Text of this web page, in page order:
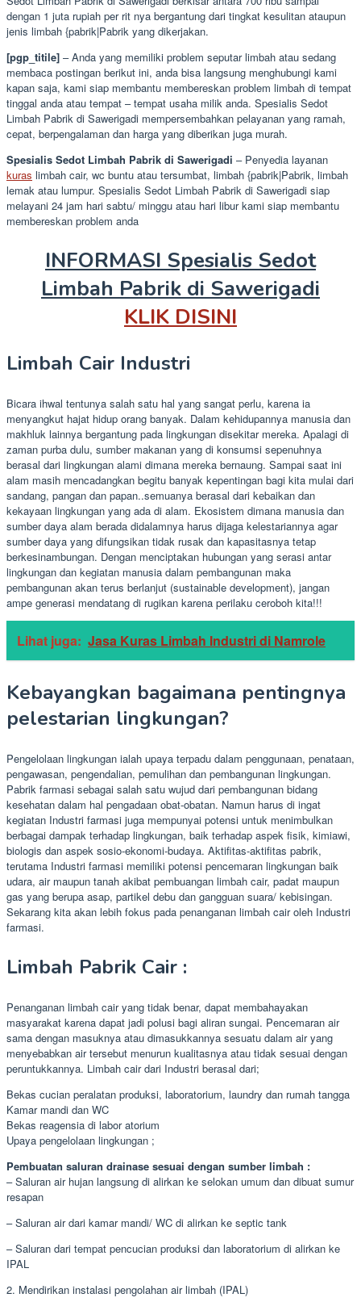
dengan 1 juta rupiah per rit nya bergantung dari tingkat kesulitan ataupun
jenis limbah {pabrik|Pabrik yang dikerjakan.
[pgp_titile] – Anda yang memiliki problem seputar limbah atau sedang
membaca postingan berikut ini, anda bisa langsung menghubungi kami
kapan saja, kami siap membantu membereskan problem limbah di tempat
tinggal anda atau tempat – tempat usaha milik anda. Spesialis Sedot
Limbah Pabrik di Sawerigadi mempersembahkan pelayanan yang ramah,
cepat, berpengalaman dan harga yang diberikan juga murah.
Spesialis Sedot Limbah Pabrik di Sawerigadi – Penyedia layanan
kuras limbah cair, wc buntu atau tersumbat, limbah {pabrik|Pabrik, limbah
lemak atau lumpur. Spesialis Sedot Limbah Pabrik di Sawerigadi siap
melayani 24 jam hari sabtu/ minggu atau hari libur kami siap membantu
membereskan problem anda
INFORMASI Spesialis Sedot
Limbah Pabrik di Sawerigadi
KLIK DISINI
Limbah Cair Industri
Bicara ihwal tentunya salah satu hal yang sangat perlu, karena ia
menyangkut hajat hidup orang banyak. Dalam kehidupannya manusia dan
makhluk lainnya bergantung pada lingkungan disekitar mereka. Apalagi di
zaman purba dulu, sumber makanan yang di konsumsi sepenuhnya
berasal dari lingkungan alami dimana mereka bernaung. Sampai saat ini
alam masih mencadangkan begitu banyak kepentingan bagi kita mulai dari
sandang, pangan dan papan..semuanya berasal dari kebaikan dan
kekayaan lingkungan yang ada di alam. Ekosistem dimana manusia dan
sumber daya alam berada didalamnya harus dijaga kelestariannya agar
sumber daya yang difungsikan tidak rusak dan kapasitasnya tetap
berkesinambungan. Dengan menciptakan hubungan yang serasi antar
lingkungan dan kegiatan manusia dalam pembangunan maka
pembangunan akan terus berlanjut (sustainable development), jangan
ampe generasi mendatang di rugikan karena perilaku ceroboh kita!!!
Lihat juga: Jasa Kuras Limbah Industri di Namrole
Kebayangkan bagaimana pentingnya
pelestarian lingkungan?
Pengelolaan lingkungan ialah upaya terpadu dalam penggunaan, penataan,
pengawasan, pengendalian, pemulihan dan pembangunan lingkungan.
Pabrik farmasi sebagai salah satu wujud dari pembangunan bidang
kesehatan dalam hal pengadaan obat-obatan. Namun harus di ingat
kegiatan Industri farmasi juga mempunyai potensi untuk menimbulkan
berbagai dampak terhadap lingkungan, baik terhadap aspek fisik, kimiawi,
biologis dan aspek sosio-ekonomi-budaya. Aktifitas-aktifitas pabrik,
terutama Industri farmasi memiliki potensi pencemaran lingkungan baik
udara, air maupun tanah akibat pembuangan limbah cair, padat maupun
gas yang berupa asap, partikel debu dan gangguan suara/ kebisingan.
Sekarang kita akan lebih fokus pada penanganan limbah cair oleh Industri
farmasi.
Limbah Pabrik Cair :
Penanganan limbah cair yang tidak benar, dapat membahayakan
masyarakat karena dapat jadi polusi bagi aliran sungai. Pencemaran air
sama dengan masuknya atau dimasukkannya sesuatu dalam air yang
menyebabkan air tersebut menurun kualitasnya atau tidak sesuai dengan
peruntukkannya. Limbah cair dari Industri berasal dari;
Bekas cucian peralatan produksi, laboratorium, laundry dan rumah tangga
Kamar mandi dan WC
Bekas reagensia di labor atorium
Upaya pengelolaan lingkungan ;
Pembuatan saluran drainase sesuai dengan sumber limbah :
– Saluran air hujan langsung di alirkan ke selokan umum dan dibuat sumur
resapan
– Saluran air dari kamar mandi/ WC di alirkan ke septic tank
– Saluran dari tempat pencucian produksi dan laboratorium di alirkan ke
IPAL
2. Mendirikan instalasi pengolahan air limbah (IPAL)